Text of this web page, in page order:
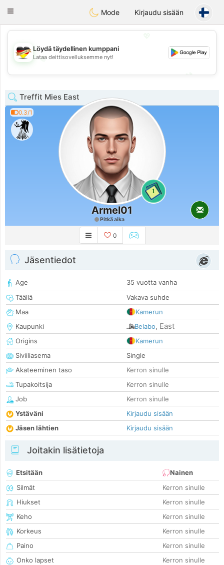
Deutsch Dating
Toggle
Mode Kirjaudu sisään
💖
💕
Löydä täydellinen kumppani
Lataa deittisovelluksemme nyt!
Treffit Mies East
0.3/1
1
Armel01
Pitkä aika
0
Jäsentiedot
Age
35 vuotta vanha
Täällä
Vakava suhde
Maa
Kamerun
Kaupunki
Belabo, East
Origins
Kamerun
Siviiliasema
Single
Akateeminen taso
Kerron sinulle
Tupakoitsija
Kerron sinulle
Job
Kerron sinulle
Ystäväni
Kirjaudu sisään
Jäsen lähtien
Kirjaudu sisään
Joitakin lisätietoja
Etsitään
Nainen
Silmät
Kerron sinulle
Hiukset
Kerron sinulle
Keho
Kerron sinulle
Korkeus
Kerron sinulle
Paino
Kerron sinulle
Onko lapset
Kerron sinulle